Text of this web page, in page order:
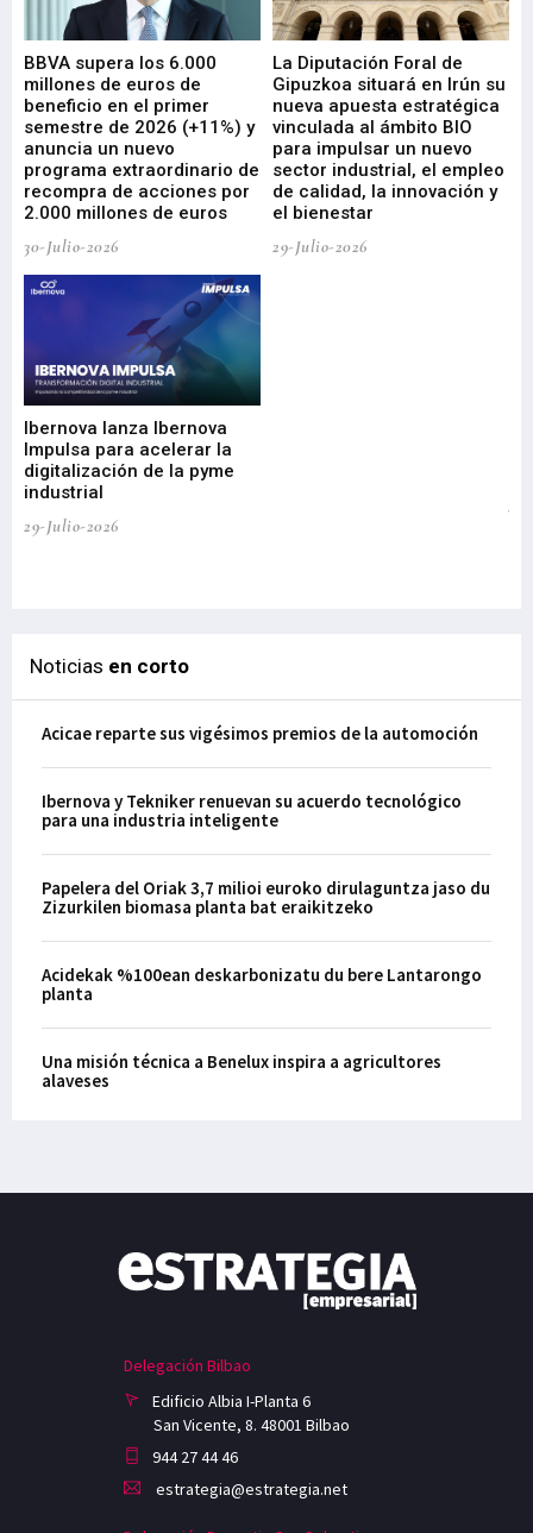
BBVA supera los 6.000
millones de euros de
beneficio en el primer
semestre de 2026 (+11%) y
anuncia un nuevo
programa extraordinario de
recompra de acciones por
2.000 millones de euros
30-Julio-2026
La Diputación Foral de
Gipuzkoa situará en Irún su
nueva apuesta estratégica
vinculada al ámbito BIO
para impulsar un nuevo
sector industrial, el empleo
de calidad, la innovación y
el bienestar
29-Julio-2026
Ibernova lanza Ibernova
Impulsa para acelerar la
digitalización de la pyme
industrial
29-Julio-2026
Noticias en corto
Acicae reparte sus vigésimos premios de la automoción
Ibernova y Tekniker renuevan su acuerdo tecnológico
para una industria inteligente
Papelera del Oriak 3,7 milioi euroko dirulaguntza jaso du
Zizurkilen biomasa planta bat eraikitzeko
Acidekak %100ean deskarbonizatu du bere Lantarongo
planta
Una misión técnica a Benelux inspira a agricultores
alaveses
Delegación Bilbao
Edificio Albia I-Planta 6
San Vicente, 8. 48001 Bilbao
944 27 44 46
estrategia@estrategia.net